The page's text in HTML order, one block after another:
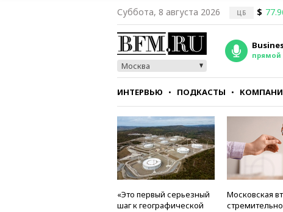
Суббота, 8 августа 2026 ЦБ $
Москва
прямой
ИНТЕРВЬЮ ПОДКАСТЫ
СТИЛЬ ТЕСТЫ
«Это первый серьезный
шаг к географической
Московская